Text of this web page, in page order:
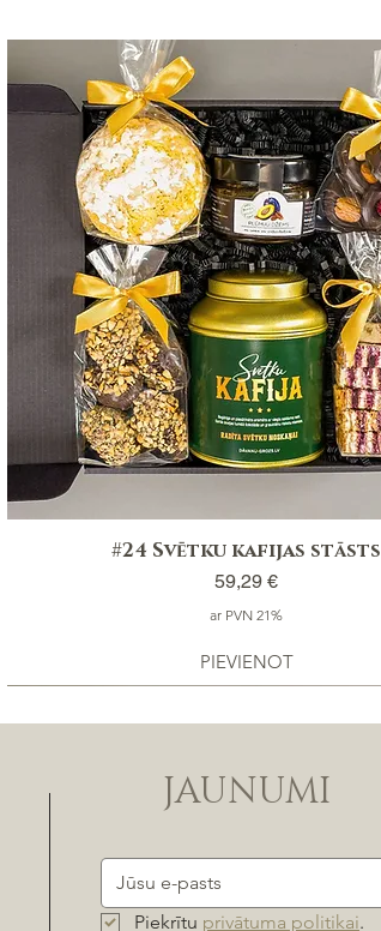
#24 Svētku kafijas stāsts
Cena
59,29 €
ar PVN 21%
PIEVIENOT
JAUNUMI
Piekrītu privātuma politikai.